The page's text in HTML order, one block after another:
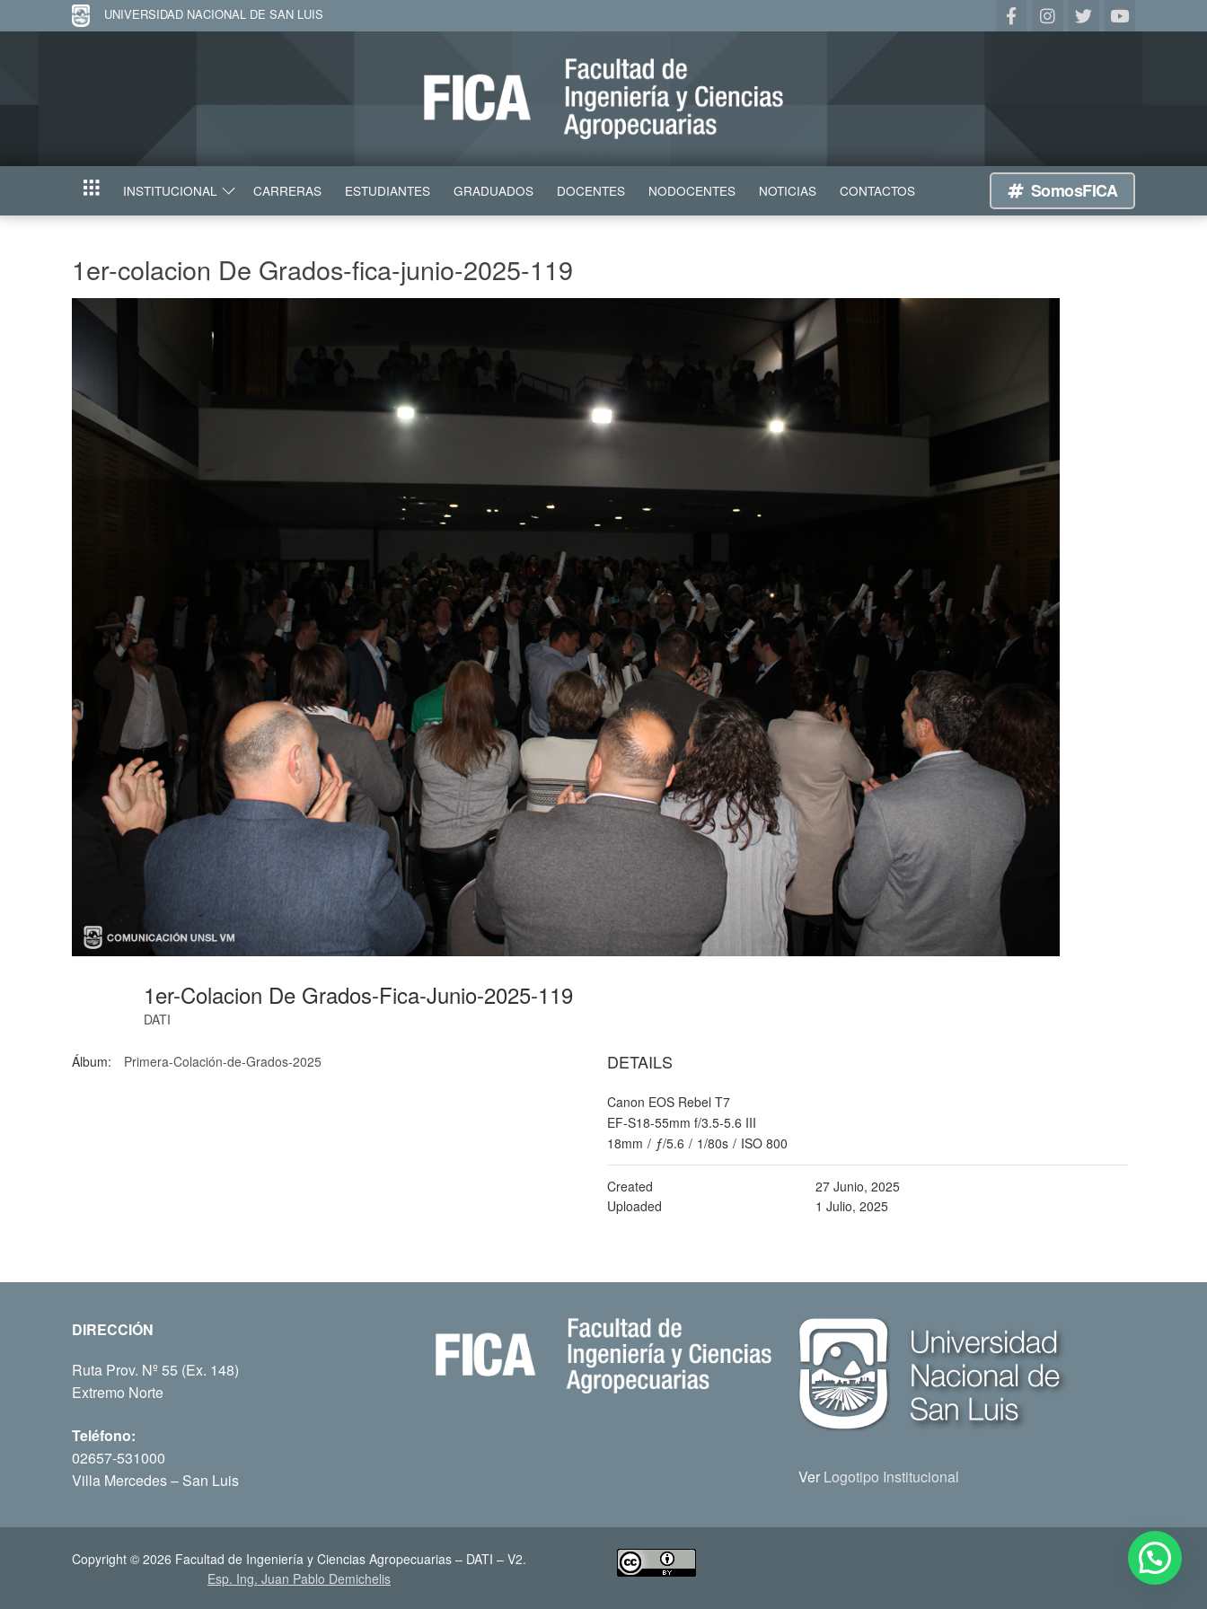
UNIVERSIDAD NACIONAL DE SAN LUIS
INICIO INSTITUCIONAL CARRERAS ESTUDIANTES GRADUADOS DOCENTES NODOCENTES NOTICIAS CONTACTOS SomosFICA
1er-colacion De Grados-fica-junio-2025-119
1er-Colacion De Grados-Fica-Junio-2025-119
DATI
Álbum: Primera-Colación-de-Grados-2025 DETAILS
Canon EOS Rebel T7
EF-S18-55mm f/3.5-5.6 III
18mm / ƒ/5.6 / 1/80s / ISO 800
Created
27 Junio, 2025
Uploaded
1 Julio, 2025
DIRECCIÓN
Ruta Prov. Nº 55 (Ex. 148)
Extremo Norte
Teléfono:
02657-531000
Villa Mercedes – San Luis
Ver Logotipo Institucional
Copyright © 2026 Facultad de Ingeniería y Ciencias Agropecuarias – DATI – V2.
Esp. Ing. Juan Pablo Demichelis